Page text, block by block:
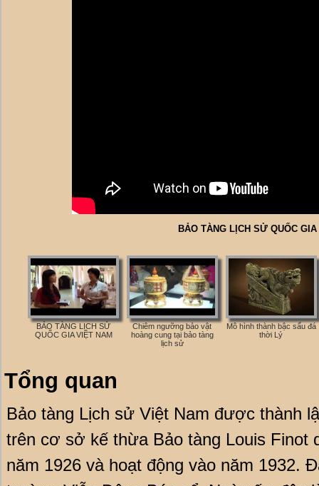
BẢO TÀNG LỊCH SỬ QUỐC
BẢO TÀNG LỊCH SỬ
QUỐC GIA VIỆT NAM
Chiêm ngưỡng bảo vật
hoàng cung tại bảo tàng
lịch sử
Mô hình thành bậc sấu đá
thời Lý
Tổng quan
Bảo tàng Lịch sử Việt Nam được thành
trên cơ sở kế thừa Bảo tàng Louis Finot
năm 1926 và hoạt động vào năm 1932.